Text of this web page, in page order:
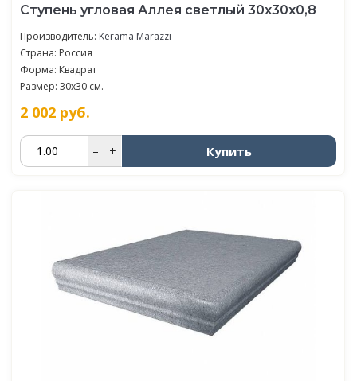
Ступень угловая Аллея светлый 30x30x0,8
Производитель: Kerama Marazzi
Страна: Россия
Форма: Квадрат
Размер: 30x30 см.
2 002 руб.
– + Купить